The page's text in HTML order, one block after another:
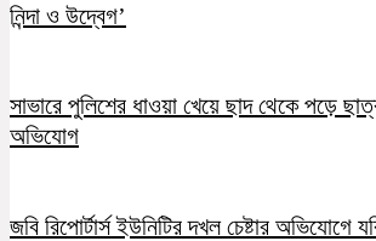
নিন্দা ও উদ্বেগ’
সাভারে পুলিশের ধাওয়া খেয়ে ছাদ থেকে পড়ে
অভিযোগ
জবি রিপোর্টার্স ইউনিটির দখল চেষ্টার অভিযোগে